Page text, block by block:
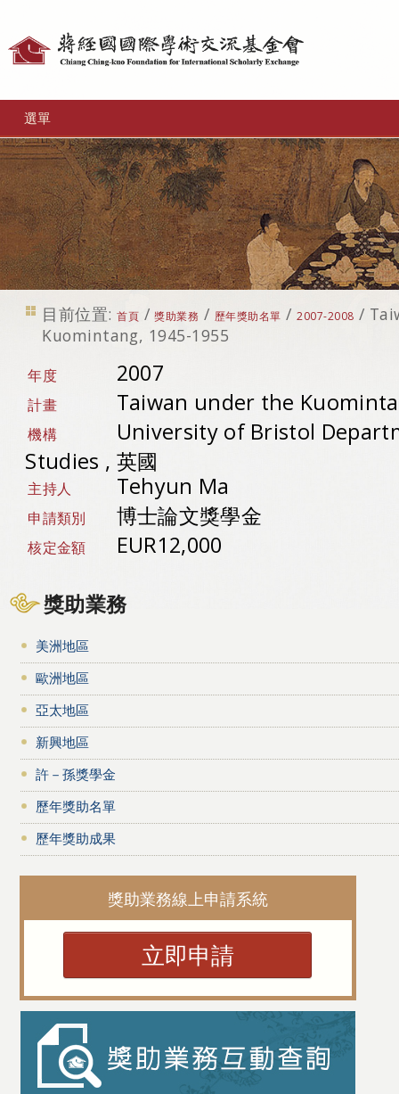
選單
目前位置: 首頁 /獎助業務 / 歷年獎助名單 /2007-2008 /
Kuomintang, 1945-1955
年度 2007
計畫 Taiwan under the
機構
University of Bristol
Studies , 英國
主持人 Tehyun Ma
申請類別 博士論文獎學金
核定金額 EUR12,000
獎助業務
美洲地區
歐洲地區
亞太地區
新興地區
許－孫獎學金
歷年獎助名單
歷年獎助成果
獎助業務線上申請系統
立即申請